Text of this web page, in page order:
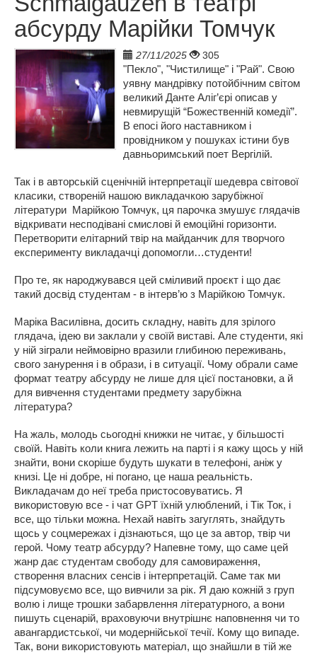
абсурду Марійки Томчук
27/11/2025
305
"Пекло", "Чистилище" і "Рай". Свою
уявну мандрівку потойбічним світом
великий Данте Аліг’єрі описав у
невмирущій “Божественній комедії”.
В епосі його наставником і
провідником у пошуках істини був
давньоримський поет Вергілій.
Так і в авторській сценічній інтерпретації шедевра світової
класики, створеній нашою викладачкою зарубіжної
літератури Марійкою Томчук, ця парочка змушує глядачів
відкривати несподівані смислові й емоційні горизонти.
Перетворити елітарний твір на майданчик для творчого
експерименту викладачці допомогли…студенти!
Про те, як народжувався цей сміливий проєкт і що дає
такий досвід студентам - в інтерв’ю з Марійкою Томчук.
Маріка Василівна, досить складну, навіть для зрілого
глядача, ідею ви заклали у своїй виставі. Але студенти, які
у ній зіграли неймовірно вразили глибиною переживань,
свого занурення і в образи, і в ситуації. Чому обрали саме
формат театру абсурду не лише для цієї постановки, а й
для вивчення студентами предмету зарубіжна
література?
На жаль, молодь сьогодні книжки не читає, у більшості
своїй. Навіть коли книга лежить на парті і я кажу щось у ній
знайти, вони скоріше будуть шукати в телефоні, аніж у
книзі. Це ні добре, ні погано, це наша реальність.
Викладачам до неї треба пристосовуватись. Я
використовую все - і чат GPT їхній улюблений, і Тік Ток, і
все, що тільки можна. Нехай навіть загуглять, знайдуть
щось у соцмережах і дізнаються, що це за автор, твір чи
герой. Чому театр абсурду? Напевне тому, що саме цей
жанр дає студентам свободу для самовираження,
створення власних сенсів і інтерпретацій. Саме так ми
підсумовуємо все, що вивчили за рік. Я даю кожній з груп
волю і лище трошки забарвлення літературного, а вони
пишуть сценарій, враховуючи внутрішнє наповнення чи то
авангардистської, чи модернійської течії. Кому що випаде.
Так, вони використовують матеріал, що знайшли в тій же